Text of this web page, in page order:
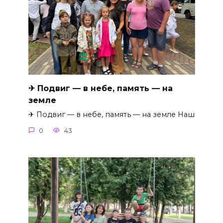
✈ Подвиг — в небе, память — на
земле
✈ Подвиг — в небе, память — на земле Наш
0 43